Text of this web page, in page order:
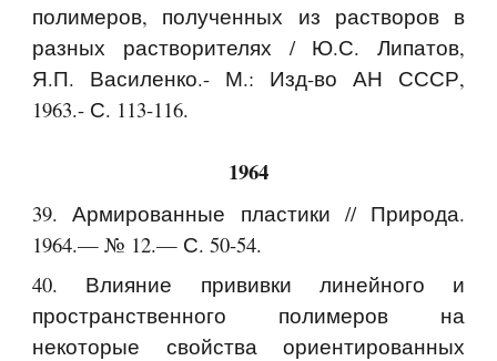
полимеров, полученных из растворов в
разных растворителях / Ю.С. Липатов,
Я.П. Василенко.- М.: Изд-во АН СССР,
1963.- С. 113-116.
1964
39. Армированные пластики // Природа.
1964.— № 12.— С. 50-54.
40. Влияние прививки линейного и
пространственного полимеров на
некоторые свойства ориентированных